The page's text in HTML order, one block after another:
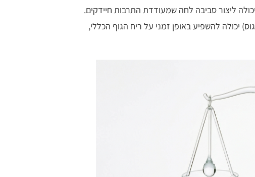
ליצור סביבה לחה שמעודדת התרבות חיידקים.
יכולה להשפיע באופן זמני על ריח הגוף הכללי,